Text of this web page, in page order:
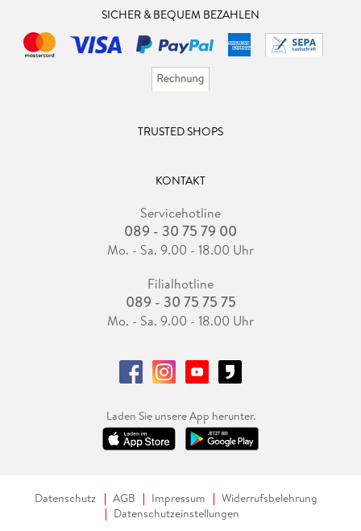
SICHER & BEQUEM BEZAHLEN
TRUSTED SHOPS
KONTAKT
Servicehotline
089 - 30 75 79 00
Mo. - Sa. 9.00 - 18.00 Uhr
Filialhotline
089 - 30 75 75 75
Mo. - Sa. 9.00 - 18.00 Uhr
Laden Sie unsere App herunter.
Datenschutz AGB Impressum
Widerrufsbelehrung
Datenschutzeinstellungen